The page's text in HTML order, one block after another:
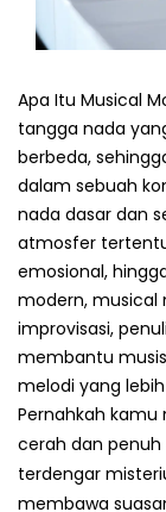
Apa Itu Musical
tangga nada
berbeda,
dalam sebuah
nada dasar dan
atmosfer
emosional,
modern, musical
improvisasi,
membantu
melodi yang
Pernahkah
cerah dan
terdengar
membawa